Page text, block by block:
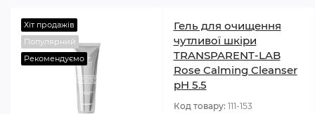
Хіт продажів
Популярний
Рекомендуємо
Гель для очищення
чутливої шкіри
TRANSPARENT-LAB
Rose Calming Cleanser
pH 5.5
Код товару: 111-153